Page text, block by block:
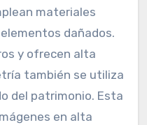
materiales
dañados.
y ofrecen alta
también se utiliza
del patrimonio. Esta
en alta